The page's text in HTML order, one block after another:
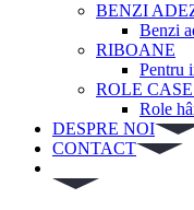
BENZI
Benzi
RIBOANE
Pentru
ROLE
Role
DESPRE NOI
CONTACT